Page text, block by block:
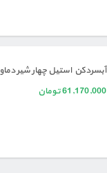
آبسردکن استیل چهار شیر
61,170,000تومان